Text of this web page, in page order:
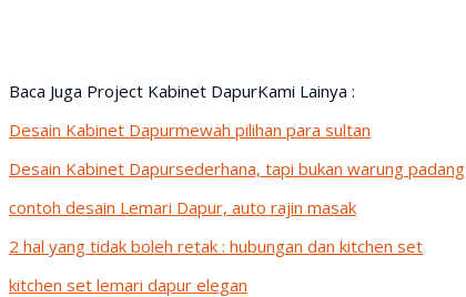
Baca Juga Project Kabinet DapurKami Lainya :
Desain Kabinet Dapurmewah pilihan para sultan
Desain Kabinet Dapursederhana, tapi bukan warung padang
contoh desain Lemari Dapur, auto rajin masak
2 hal yang tidak boleh retak : hubungan dan kitchen set
kitchen set lemari dapur elegan